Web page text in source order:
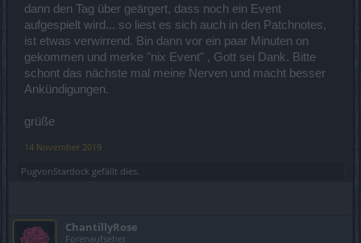
dann den Tag über geärgert, dass noch ein Event
aufgespielt wird... so liest es sich auch in den Patchnotes,
ist etwas verwirrend. Bin dann vor ein paar Minuten on
gekommen und merke "nix Event" , Gott sei Dank. Bitte
schont das nächste mal meine Nerven und macht besser
Ankündigungen.
grüße
14 November 2019
PugvonStardock gefällt dies.
ChantillyRose
Forenaufseher